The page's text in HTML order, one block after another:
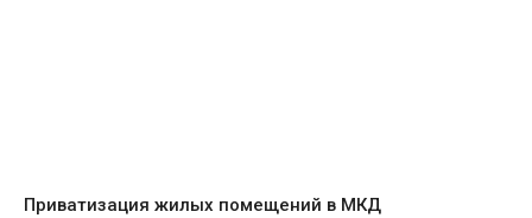
Приватизация жилых помещений в МКД